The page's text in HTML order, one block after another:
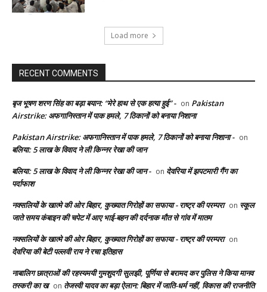
Load more
RECENT COMMENTS
बृज भूषण शरण सिंह का बड़ा बयान: “मेरे हाथ से एक हत्या हुई” - on Pakistan
Airstrike: अफगानिस्तान में पाक हमले, 7 ठिकानों को बनाया निशाना
Pakistan Airstrike: अफगानिस्तान में पाक हमले, 7 ठिकानों को बनाया निशाना - on
बलिया: 5 लाख के विवाद ने ली किन्नर रेखा की जान
बलिया: 5 लाख के विवाद ने ली किन्नर रेखा की जान - on देवरिया में झपटमारी गैंग का
पर्दाफाश
नक्सलियों के खात्मे की ओर बिहार, कुख्यात गिरोहों का सफाया - राष्ट्र की परम्परा on स्कूल
जाते समय कंबाइन की चपेट में आए भाई-बहन की दर्दनाक मौत से गांव में मातम
नक्सलियों के खात्मे की ओर बिहार, कुख्यात गिरोहों का सफाया - राष्ट्र की परम्परा on
देवरिया की बेटी पल्लवी राय ने रचा इतिहास
नाबालिग छात्राओं की रहस्यमयी गुमशुदगी सुलझी, पूर्णिया से बरामद कर पुलिस ने किया मानव
तस्करी का ख on तेजस्वी यादव का बड़ा ऐलान: बिहार में जाति-धर्म नहीं, विकास की राजनीति